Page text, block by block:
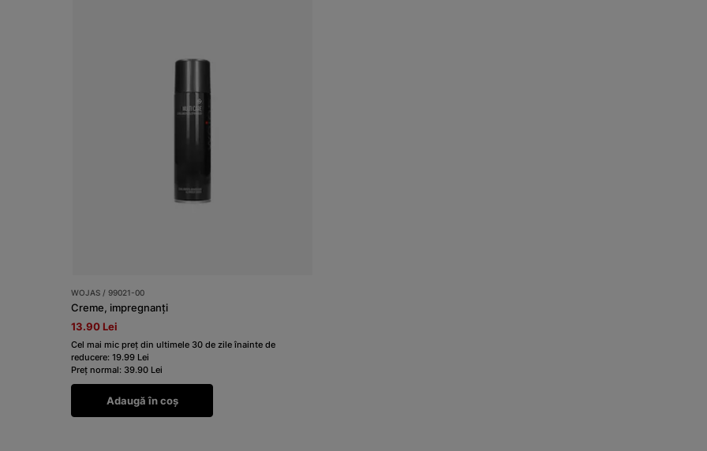
WOJAS / 99021-00
Creme, impregnanți
13.90 Lei
Cel mai mic preț din ultimele 30 de zile înainte de
reducere: 19.99 Lei
Preț normal: 39.90 Lei
Adaugă în coș